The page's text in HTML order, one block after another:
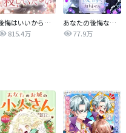
後悔はいいから殺してください
815.4万
あなたの後悔なんて知りません【タテヨミ】
77.9万